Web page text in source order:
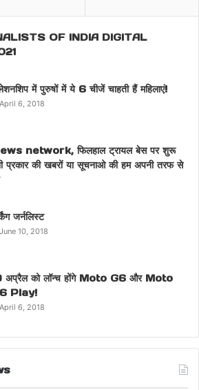
OF INDIA DIGITAL
में पुरुषों में ये 6 चीजें चाहती हैं महिलाएं!
April 6, 2018
network, फिलहाल ट्रायल बेस पर शुरू
प्रकार की खबरों या सूचनाओ की हम अपनी तरफ से
जर्नलिस्ट
June 10, 2018
अप्रैल को लॉन्च होंगे Moto G6 और Moto
Play!
April 6, 2018